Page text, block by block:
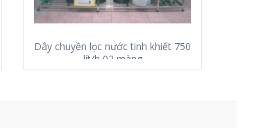
Dây chuyền lọc nước tinh khiết 750
lít/h 02 màng